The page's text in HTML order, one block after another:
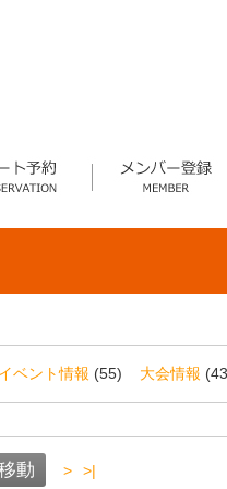
イベント情報 (55) 大会情報
> >|